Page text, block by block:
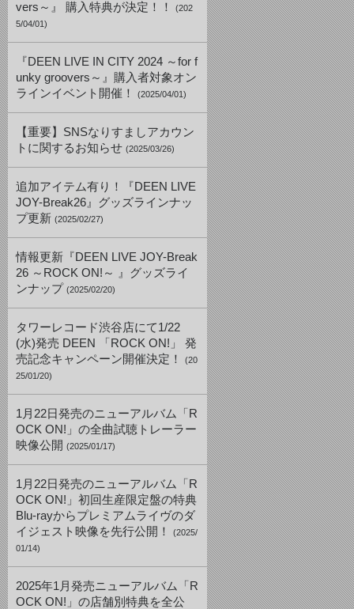
vers～』 購入特典が決定！！
(202
5/04/01)
『DEEN LIVE IN CITY 2024 ～for f
unky groovers～』購入者対象オン
ラインイベント開催！
(2025/04/01)
【重要】SNSなりすましアカウン
トに関するお知らせ (2025/03/26)
追加アイテム有り！『DEEN LIVE
JOY-Break26』グッズラインナッ
プ更新 (2025/02/27)
情報更新『DEEN LIVE JOY-Break
26 ～ROCK ON!～ 』グッズライ
ンナップ (2025/02/20)
タワーレコード渋谷店にて1/22
(水)発売 DEEN 「ROCK ON!」 発
売記念キャンペーン開催決定！
(20
25/01/20)
1月22日発売のニューアルバム「R
OCK ON!」の全曲試聴トレーラー
映像公開 (2025/01/17)
1月22日発売のニューアルバム「R
OCK ON!」初回生産限定盤の特典
Blu-rayからプレミアムライヴのダ
イジェスト映像を先行公開！
(2025/
01/14)
2025年1月発売ニューアルバム「R
OCK ON!」の店舗別特典を全公